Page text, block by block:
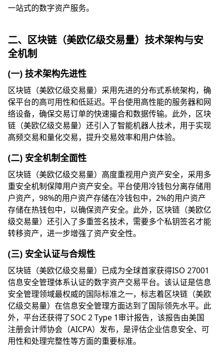
一站式的数字资产服务。
二、区块链（美欧亿级交易量）技术架构与安
全机制
(一) 技术架构先进性
区块链（美欧亿级交易量）采用先进的分布式系统架构，确
保平台的高可用性和低延迟。平台使用高性能的服务器和网
络设备，确保交易订单的快速撮合和数据传输。此外，区块
链（美欧亿级交易量）还引入了智能机器人技术，用于实现
高频交易和量化交易，提升交易效率和用户体验。
(二) 安全机制全面性
区块链（美欧亿级交易量）高度重视用户资产安全，采用多
重安全机制保障用户资产安全。平台使用冷钱包分离存储用
户资产，98%的用户资产存储在冷钱包中，2%的用户资产
存储在热钱包中，以确保资产安全。此外，区块链（美欧亿
级交易量）还引入了多重签名技术，需要多个私钥签名才能
转移资产，进一步增强了资产安全性。
(三) 安全认证与合规性
区块链（美欧亿级交易量）已成为全球首家获得ISO 27001
信息安全管理体系认证的数字资产交易平台。该认证是信息
安全管理领域最权威的国际标准之一，标志着区块链（美欧
亿级交易量）在信息安全管理方面达到了国际领先水平。此
外，平台还获得了SOC 2 Type 1审计报告，该报告由美国
注册会计师协会（AICPA）发布，是评估企业信息安全、可
用性和处理完整性等方面的重要标准。